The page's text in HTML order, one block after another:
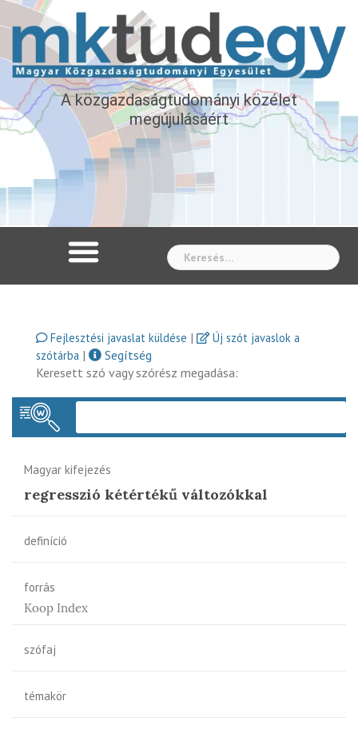
A közgazdaságtudományi közélet
megújulásáért
Fejlesztési javaslat küldése |
Új szót javaslok a
szótárba |
Segítség
Keresett szó vagy szórész megadása:
Magyar kifejezés
regresszió kétértékű változókkal
definíció
forrás
Koop Index
szófaj
témakör